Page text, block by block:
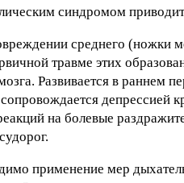
синдромом
среднего (ножки
травме этих
Развивается в раннем
на болевые
применение мер